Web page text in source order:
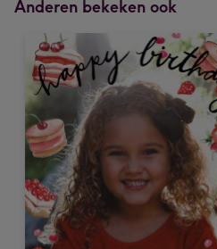
mm
Anderen bekeken ook